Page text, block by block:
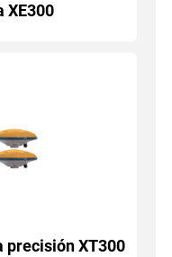
XE300
precisión XT300